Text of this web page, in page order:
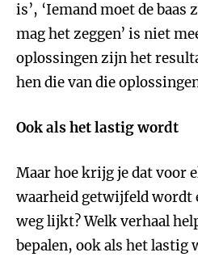
is’, ‘Iemand moet de baas
mag het zeggen’ is niet
oplossingen zijn het
hen die van die
Ook als het lastig wordt
Maar hoe krijg je dat voor
waarheid getwijfeld wordt
weg lijkt? Welk verhaal
bepalen, ook als het lastig